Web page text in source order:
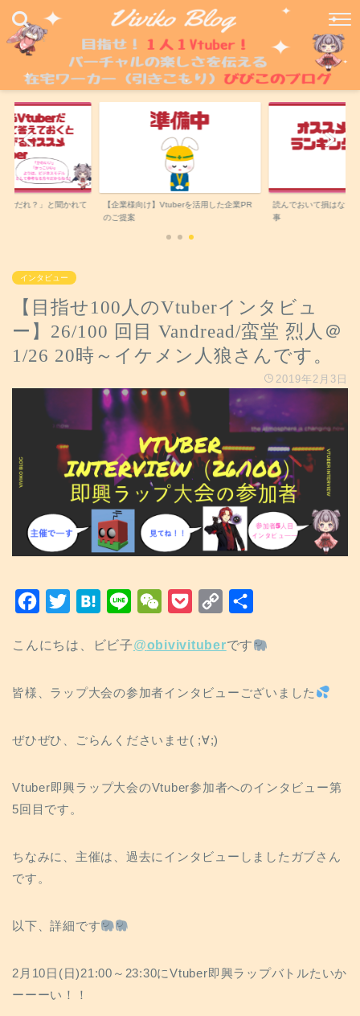
だれ？」と聞かれて
【企業様向け】Vtuberを活用した企業PR
のご提案
読んでおいて損はない
事
インタビュー
【目指せ100人のVtuberインタビュ
ー】26/100 回目 Vandread/蛮堂 烈人＠
1/26 20時～イケメン人狼さんです。
2019年2月3日
c
b
o
i
t
H
t
n
n
W
C
a
c
e
p
L
こんにちは、ビビ子@obivivituberです
皆様、ラップ大会の参加者インタビューございました
ぜひぜひ、ごらんくださいませ( ;∀;)
Vtuber即興ラップ大会のVtuber参加者へのインタビュー第
5回目です。
ちなみに、主催は、過去にインタビューしましたガブさん
です。
以下、詳細です
2月10日(日)21:00～23:30にVtuber即興ラップバトルたいか
ーーーい！！